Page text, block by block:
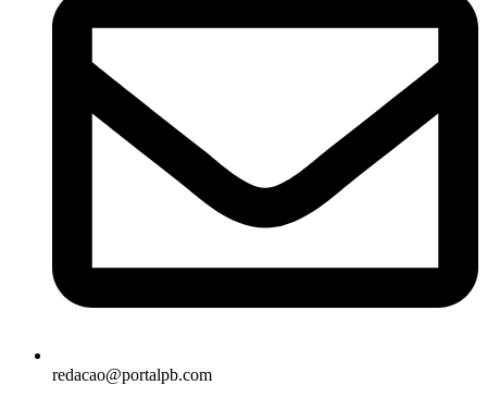
redacao@portalpb.com